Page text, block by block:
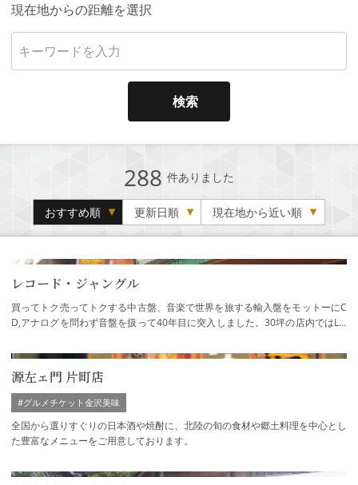
現在地からの距離を選択
検索
288 件ありました
おすすめ順 更新日順 現在地から近い順
レコード・ジャングル
買ってトク売ってトクする中古盤、音楽で世界を旅する輸入盤をモットーにC
D,アナログを問わず音盤を扱って40年目に突入しました。30坪の店内ではLP,
源左ェ門 片町店
全国から選りすぐりの日本酒や焼酎に、北陸の旬の食材や郷土料理を中心とし
た豊富なメニューをご用意しております。
#グルメチケット金沢美味